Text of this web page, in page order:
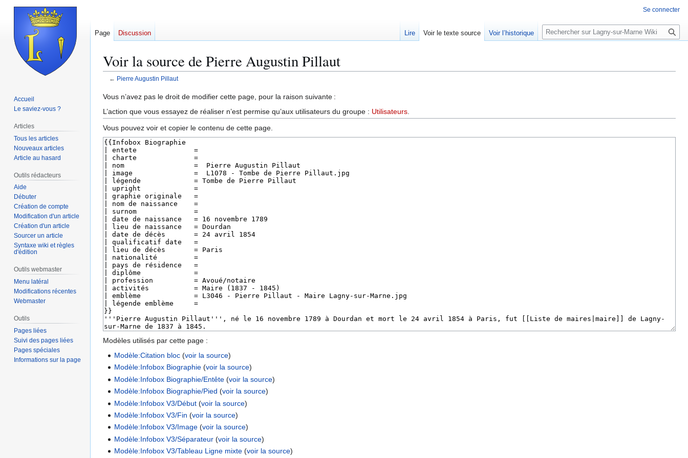
Voir la source de Pierre Augustin Pillaut
← Pierre Augustin Pillaut
Aller
à
la
navigation
Aller
à
la
recherche
Vous n’avez pas le droit de modifier cette page, pour la raison suivante :
L’action que vous essayez de réaliser n’est permise qu’aux utilisateurs du groupe : Utilisateurs
Vous pouvez voir et copier le contenu de cette page.
Modèles utilisés par cette page :
Modèle:Citation bloc (voir la source)
Modèle:Infobox Biographie (voir la source)
Modèle:Infobox Biographie/Entête (voir la source)
Modèle:Infobox Biographie/Pied (voir la source)
Modèle:Infobox V3/Début (voir la source)
Modèle:Infobox V3/Fin (voir la source)
Modèle:Infobox V3/Image (voir la source)
Modèle:Infobox V3/Séparateur (voir la source)
Modèle:Infobox V3/Tableau Ligne mixte (voir la source)
Se connecter
Page Discussion Lire Voir le texte source Voir l’historique
R
e
e
r
Accueil
Le saviez-vous ?
Articles
Tous les articles
Nouveaux articles
Article au hasard
Outils rédacteurs
Aide
Débuter
Création de compte
Modification d'un article
Création d'un article
Sourcer un article
Syntaxe wiki et règles
d'édition
Outils webmaster
Menu latéral
Modifications récentes
Webmaster
Outils
Pages liées
Suivi des pages liées
Pages spéciales
Informations sur la page